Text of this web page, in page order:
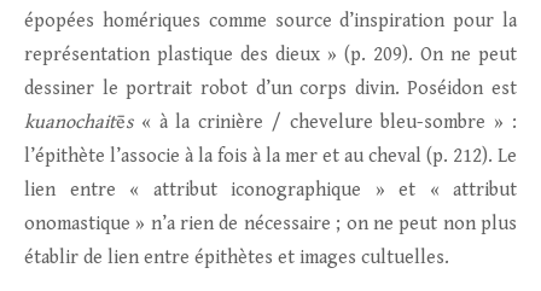
épopées homériques comme source d’inspiration pour la
représentation plastique des dieux » (p. 209). On ne peut
dessiner le portrait robot d’un corps divin. Poséidon est
kuanochaitēs« à la crinière / chevelure bleu-sombre » :
l’épithète l’associe à la fois à la mer et au cheval (p. 212). Le
lien entre « attribut iconographique » et « attribut
onomastique » n’a rien de nécessaire ; on ne peut non plus
établir de lien entre épithètes et images cultuelles.